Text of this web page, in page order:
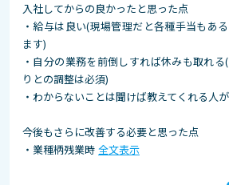
入社してからの良かったと思った点
・給与は良い(現場管理だと各種手当もあ
ます)
・自分の業務を前倒しすれば休みも取れ
りとの調整は必須)
・わからないことは聞けば教えてくれる人
今後もさらに改善する必要と思った点
・業種柄残業時 全文表示